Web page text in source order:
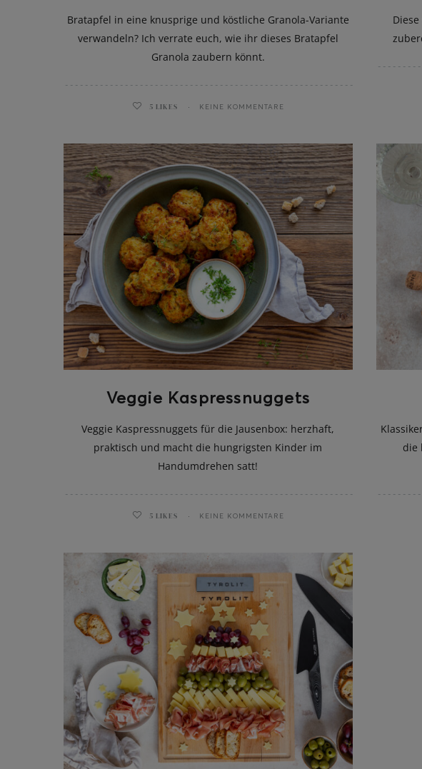
Bratapfel in eine knusprige und köstliche Granola-Variante
verwandeln? Ich verrate euch, wie ihr dieses Bratapfel
Granola zaubern könnt.
5 LIKES KEINE KOMMENTARE
Veggie Kaspressnuggets
Veggie Kaspressnuggets für die Jausenbox: herzhaft,
praktisch und macht die hungrigsten Kinder im
Handumdrehen satt!
5 LIKES KEINE KOMMENTARE
die